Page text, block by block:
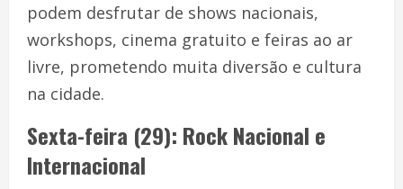
podem desfrutar de shows nacionais,
workshops, cinema gratuito e feiras ao ar
livre, prometendo muita diversão e cultura
na cidade.
Sexta-feira (29): Rock Nacional e
Internacional